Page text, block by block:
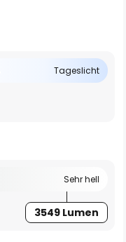
Tageslicht
Sehr hell
3549 Lumen